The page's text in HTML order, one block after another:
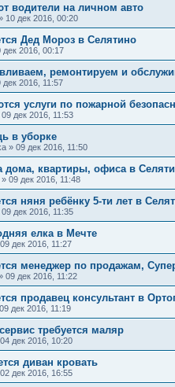
водители на личном авто
10 дек 2016, 00:20
Дед Мороз в Селятино
дек 2016, 00:17
ремонтируем и
дек 2016, 11:57
услуги по пожарной
09 дек 2016, 11:53
в уборке
» 09 дек 2016, 11:50
дома, квартиры, офиса в
» 09 дек 2016, 11:48
няня ребёнку 5-ти лет в
09 дек 2016, 11:35
елка в Мечте
09 дек 2016, 11:27
менеджер по продажам,
09 дек 2016, 11:22
продавец консультант в
09 дек 2016, 11:19
требуется маляр
04 дек 2016, 10:20
диван кровать
02 дек 2016, 16:55